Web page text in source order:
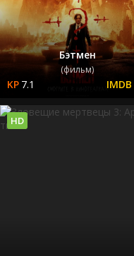
Бэтмен
(фильм)
7.1
HD